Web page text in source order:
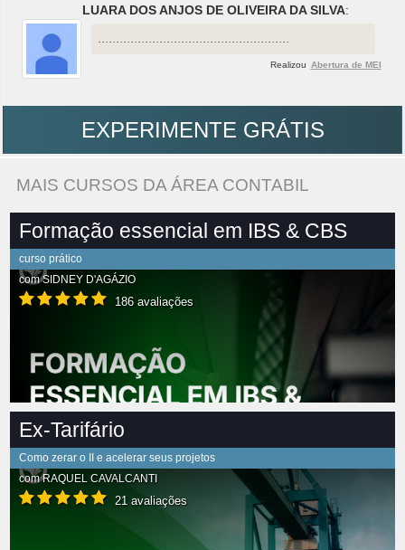
LUARA DOS ANJOS DE OLIVEIRA DA SILVA:
.....................................................
Realizou Abertura de MEI
EXPERIMENTE GRÁTIS
MAIS CURSOS DA ÁREA CONTABIL
Formação essencial em IBS & CBS
curso prático
comSIDNEY D'AGÁZIO
186 avaliações
Ex-Tarifário
Como zerar o II e acelerar seus projetos
comRAQUEL CAVALCANTI
21 avaliações